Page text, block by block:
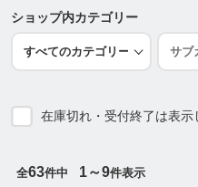
教材2冊サービス
※別途教材費が必要です
https://athena-
ショップ内カテゴリー
在庫切れ・受付終了は表示
全63件中 1～9件表示